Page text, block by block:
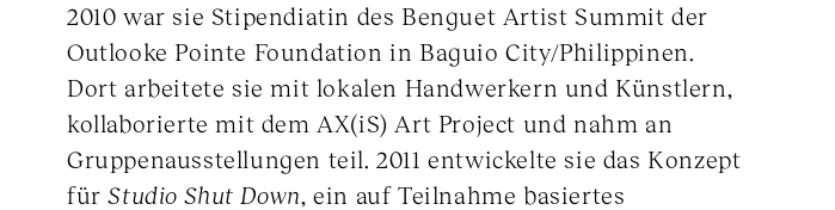
2010 war sie Stipendiatin des Benguet Artist Summit der
Outlooke Pointe Foundation in Baguio City/Philippinen.
Dort arbeitete sie mit lokalen Handwerkern und Künstlern,
kollaborierte mit dem AX(iS) Art Project und nahm an
Gruppenausstellungen teil. 2011 entwickelte sie das Konzept
fürStudio Shut Down, ein auf Teilnahme basiertes